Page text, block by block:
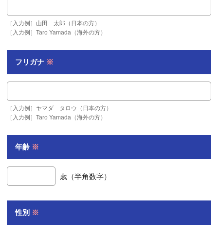
［入力例］山田 太郎（日本の方）
［入力例］Taro Yamada（海外の方）
フリガナ ※
［入力例］ヤマダ タロウ（日本の方）
［入力例］Taro Yamada（海外の方）
年齢 ※
歳（半角数字）
性別 ※